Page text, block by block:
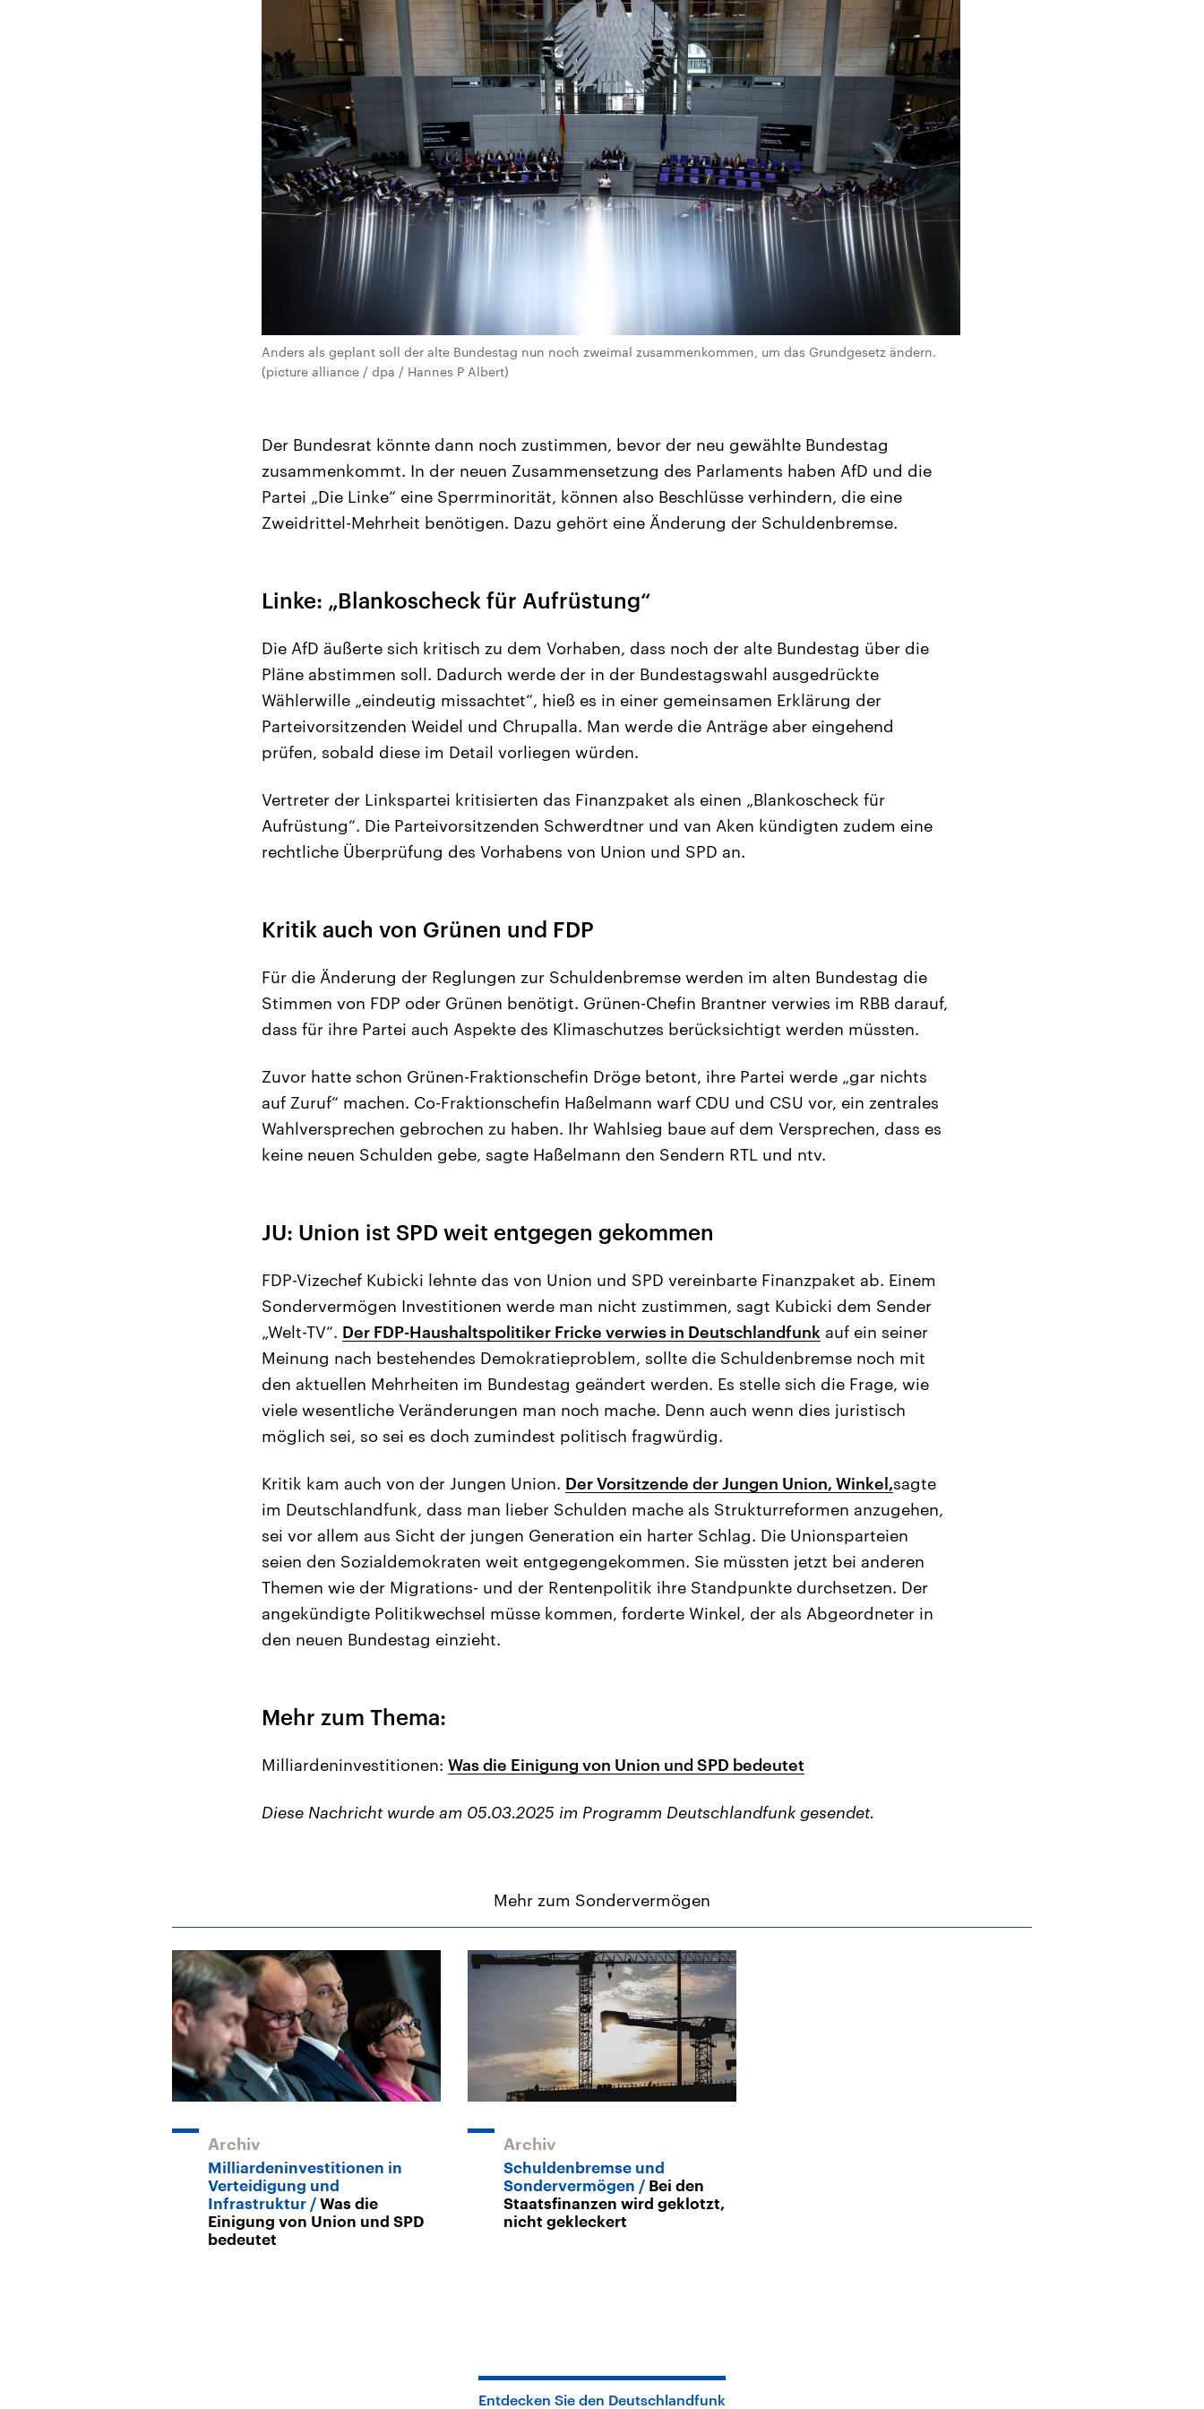
Anders als geplant soll der alte Bundestag nun noch zweimal zusammenkommen, um das Grundgesetz ändern.
(picture alliance / dpa / Hannes P Albert)
Der Bundesrat könnte dann noch zustimmen, bevor der neu gewählte Bundestag
zusammenkommt. In der neuen Zusammensetzung des Parlaments haben AfD und die
Partei „Die Linke“ eine Sperrminorität, können also Beschlüsse verhindern, die eine
Zweidrittel-Mehrheit benötigen. Dazu gehört eine Änderung der Schuldenbremse.
Linke: „Blankoscheck für Aufrüstung“
Die AfD äußerte sich kritisch zu dem Vorhaben, dass noch der alte Bundestag über die
Pläne abstimmen soll. Dadurch werde der in der Bundestagswahl ausgedrückte
Wählerwille „eindeutig missachtet“, hieß es in einer gemeinsamen Erklärung der
Parteivorsitzenden Weidel und Chrupalla. Man werde die Anträge aber eingehend
prüfen, sobald diese im Detail vorliegen würden.
Vertreter der Linkspartei kritisierten das Finanzpaket als einen „Blankoscheck für
Aufrüstung“. Die Parteivorsitzenden Schwerdtner und van Aken kündigten zudem eine
rechtliche Überprüfung des Vorhabens von Union und SPD an.
Kritik auch von Grünen und FDP
Für die Änderung der Reglungen zur Schuldenbremse werden im alten Bundestag die
Stimmen von FDP oder Grünen benötigt. Grünen-Chefin Brantner verwies im RBB darauf,
dass für ihre Partei auch Aspekte des Klimaschutzes berücksichtigt werden müssten.
Zuvor hatte schon Grünen-Fraktionschefin Dröge betont, ihre Partei werde „gar nichts
auf Zuruf“ machen. Co-Fraktionschefin Haßelmann warf CDU und CSU vor, ein zentrales
Wahlversprechen gebrochen zu haben. Ihr Wahlsieg baue auf dem Versprechen, dass es
keine neuen Schulden gebe, sagte Haßelmann den Sendern RTL und ntv.
JU: Union ist SPD weit entgegen gekommen
FDP-Vizechef Kubicki lehnte das von Union und SPD vereinbarte Finanzpaket ab. Einem
Sondervermögen Investitionen werde man nicht zustimmen, sagt Kubicki dem Sender
„Welt-TV“. Der FDP-Haushaltspolitiker Fricke verwies in Deutschlandfunk auf ein seiner
Meinung nach bestehendes Demokratieproblem, sollte die Schuldenbremse noch mit
den aktuellen Mehrheiten im Bundestag geändert werden. Es stelle sich die Frage, wie
viele wesentliche Veränderungen man noch mache. Denn auch wenn dies juristisch
möglich sei, so sei es doch zumindest politisch fragwürdig.
Kritik kam auch von der Jungen Union. Der Vorsitzende der Jungen Union, Winkel,sagte
im Deutschlandfunk, dass man lieber Schulden mache als Strukturreformen anzugehen,
sei vor allem aus Sicht der jungen Generation ein harter Schlag. Die Unionsparteien
seien den Sozialdemokraten weit entgegengekommen. Sie müssten jetzt bei anderen
Themen wie der Migrations- und der Rentenpolitik ihre Standpunkte durchsetzen. Der
angekündigte Politikwechsel müsse kommen, forderte Winkel, der als Abgeordneter in
den neuen Bundestag einzieht.
Mehr zum Thema:
Milliardeninvestitionen: Was die Einigung von Union und SPD bedeutet
Diese Nachricht wurde am 05.03.2025 im Programm Deutschlandfunk gesendet.
Mehr zum Sondervermögen
Archiv
Milliardeninvestitionen in
Verteidigung und
Infrastruktur
Was die
Einigung von Union und SPD
bedeutet
Archiv
Schuldenbremse und
Sondervermögen
Bei den
Staatsfinanzen wird geklotzt,
nicht gekleckert
Entdecken Sie den Deutschlandfunk